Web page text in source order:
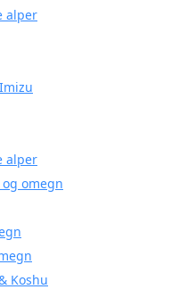
alper
alper
omegn
Koshu